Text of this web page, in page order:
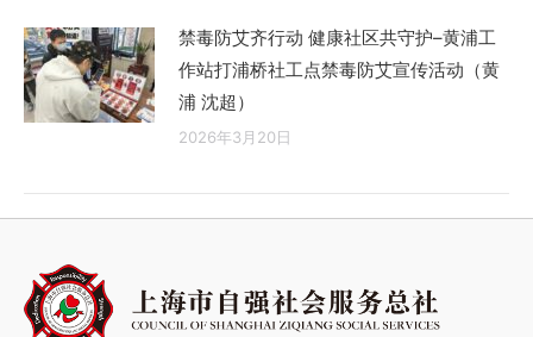
禁毒防艾齐行动 健康社区共守护–黄浦工
作站打浦桥社工点禁毒防艾宣传活动（黄
浦 沈超）
2026年3月20日